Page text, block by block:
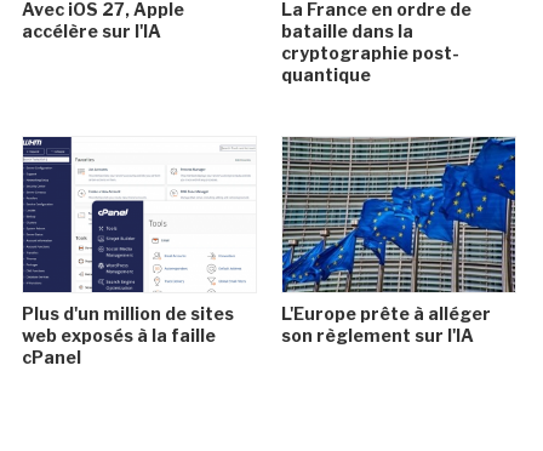
Avec iOS 27, Apple
accélère sur l'IA
La France en ordre de
bataille dans la
cryptographie post-
quantique
Plus d'un million de sites
web exposés à la faille
cPanel
L'Europe prête à alléger
son règlement sur l'IA